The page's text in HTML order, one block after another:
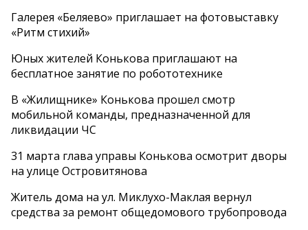
Галерея «Беляево» приглашает на фотовыставку
«Ритм стихий»
Юных жителей Конькова приглашают на
бесплатное занятие по робототехнике
В «Жилищнике» Конькова прошел смотр
мобильной команды, предназначенной для
ликвидации ЧС
31 марта глава управы Конькова осмотрит дворы
на улице Островитянова
Житель дома на ул. Миклухо-Маклая вернул
средства за ремонт общедомового трубопровода